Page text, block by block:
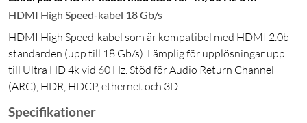
HDMI High Speed-kabel 18 Gb/s
HDMI High Speed-kabel som är kompatibel med HDMI 2.0b
standarden (upp till 18 Gb/s). Lämplig för upplösningar upp
till Ultra HD 4k vid 60 Hz. Stöd för Audio Return Channel
(ARC), HDR, HDCP, ethernet och 3D.
Specifikationer